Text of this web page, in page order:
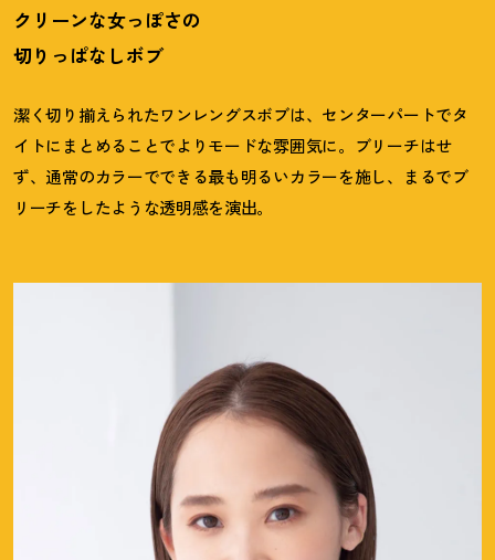
クリーンな女っぽさの
切りっぱなしボブ
潔く切り揃えられたワンレングスボブは、センターパートでタ
イトにまとめることでよりモードな雰囲気に。ブリーチはせ
ず、通常のカラーでできる最も明るいカラーを施し、まるでブ
リーチをしたような透明感を演出。